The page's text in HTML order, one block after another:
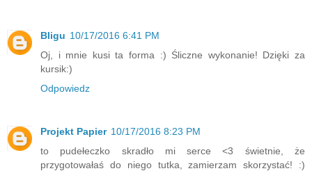
Bligu 10/17/2016 6:41 PM
Oj, i mnie kusi ta forma :) Śliczne wykonanie! Dzięki za
kursik:)
Odpowiedz
Projekt Papier 10/17/2016 8:23 PM
to pudełeczko skradło mi serce <3 świetnie, że
przygotowałaś do niego tutka, zamierzam skorzystać! :)